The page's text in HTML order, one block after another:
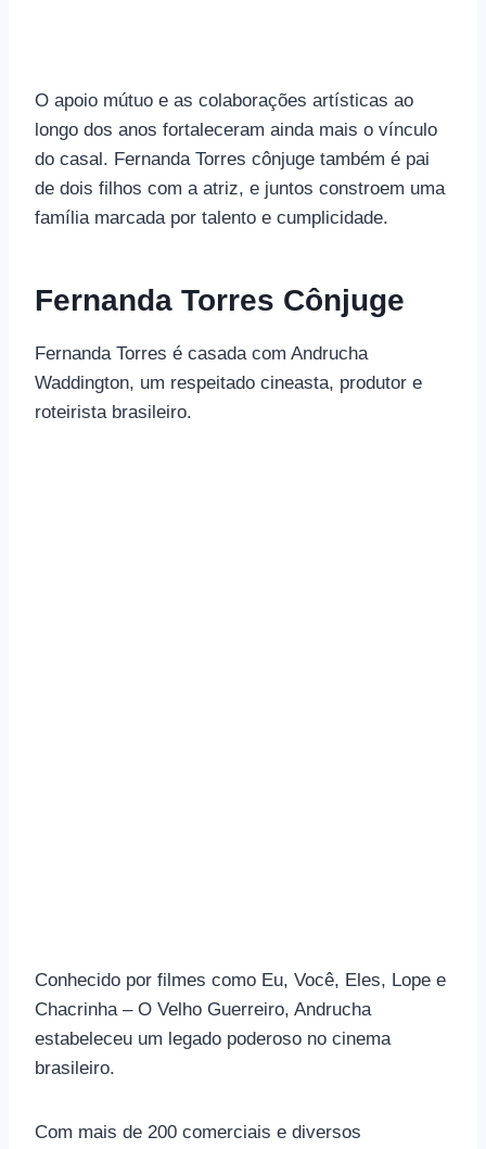
O apoio mútuo e as colaborações artísticas ao
longo dos anos fortaleceram ainda mais o vínculo
do casal. Fernanda Torres cônjuge também é pai
de dois filhos com a atriz, e juntos constroem uma
família marcada por talento e cumplicidade.
Fernanda Torres Cônjuge
Fernanda Torres é casada com Andrucha
Waddington, um respeitado cineasta, produtor e
roteirista brasileiro.
Conhecido por filmes como Eu, Você, Eles, Lope e
Chacrinha – O Velho Guerreiro, Andrucha
estabeleceu um legado poderoso no cinema
brasileiro.
Com mais de 200 comerciais e diversos